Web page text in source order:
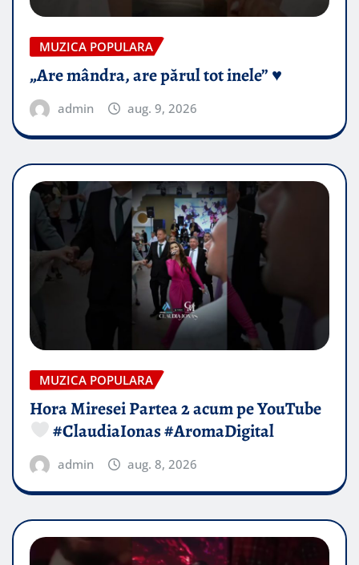
MUZICA POPULARA
„Are mândra, are părul tot inele” ♥️
admin aug. 9, 2026
MUZICA POPULARA
Hora Miresei Partea 2 acum pe YouTube
#ClaudiaIonas #AromaDigital
admin aug. 8, 2026